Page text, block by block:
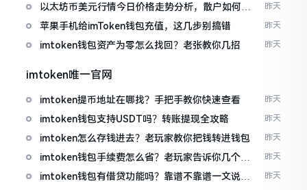
以太坊币美元行情今日价格走势分析，散户如何避
免追涨杀跌被套牢
昨天
苹果手机给imToken钱包充值，这几步别搞错 昨天
imtoken钱包资产为零怎么找回？老张教你几招 昨天
imtoken唯一官网
imtoken提币地址在哪找？手把手教你快速查看 昨天
imtoken钱包支持USDT吗？转账提现全攻略 昨天
imtoken怎么存钱进去？老玩家教你把钱转进钱包 昨天
imtoken钱包手续费怎么省？老玩家告诉你几个实
在招
昨天
imtoken钱包有借贷功能吗？靠谱不靠谱一文说清
昨天